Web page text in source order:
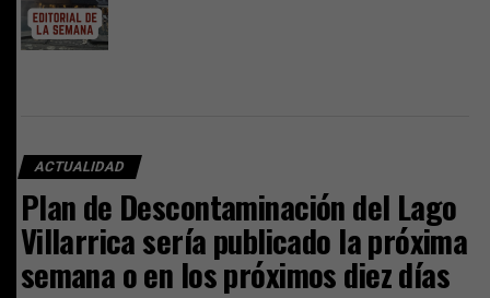
ACTUALIDAD
Plan de Descontaminación del Lago
Villarrica sería publicado la próxima
semana o en los próximos diez días